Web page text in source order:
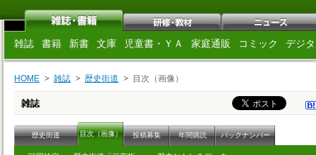
雑誌 書籍 新書 文庫 児童書・ＹＡ 家庭通販 コミック デジ
HOME 雑誌 歴史街道 目次（画像）
雑誌
歴史街道 目次（画像） 投稿募集 年間購読 バックナンバー